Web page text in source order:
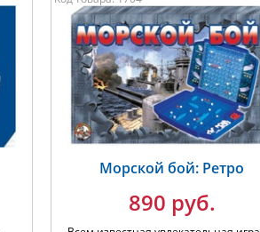
Морской бой: Ретро
890 руб.